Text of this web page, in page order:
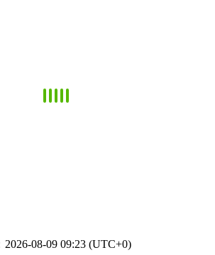
08-09 09:23 (UTC+0)